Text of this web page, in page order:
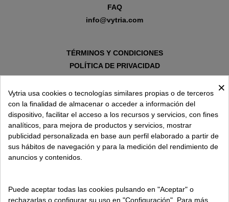
FAQ
info@vytria.com
TÉRMINOS Y CONDICIONES
POLÍTICA DE PRIVACIDAD
AVISO LEGAL
POLÍTICA DE COOKIES
SOBRE VYTRIA
×
Vytria usa cookies o tecnologías similares propias o de terceros
con la finalidad de almacenar o acceder a información del
dispositivo, facilitar el acceso a los recursos y servicios, con fines
analíticos, para mejora de productos y servicios, mostrar
publicidad personalizada en base aun perfil elaborado a partir de
sus hábitos de navegación y para la medición del rendimiento de
anuncios y contenidos.
Puede aceptar todas las cookies pulsando en "Aceptar" o
rechazarlas o configurar su uso en "Configuración". Para más